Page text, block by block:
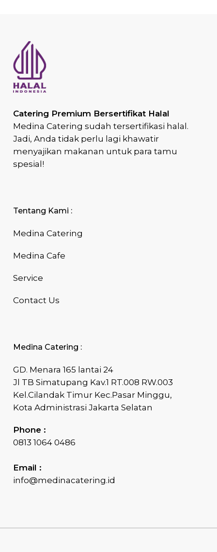
Catering Premium Bersertifikat Halal
Medina Catering sudah tersertifikasi halal.
Jadi, Anda tidak perlu lagi khawatir
menyajikan makanan untuk para tamu
spesial!
Tentang Kami :
Medina Catering
Medina Cafe
Service
Contact Us
Medina Catering :
GD. Menara 165 lantai 24
Jl TB Simatupang Kav.1 RT.008 RW.003
Kel.Cilandak Timur Kec.Pasar Minggu,
Kota Administrasi Jakarta Selatan
Phone :
0813 1064 0486
Email :
info@medinacatering.id